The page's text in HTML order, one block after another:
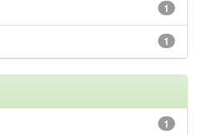
1
1
1